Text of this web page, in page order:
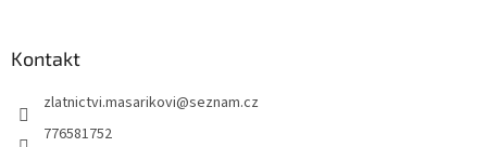
Kontakt
zlatnictvi.masarikovi@seznam.cz
776581752